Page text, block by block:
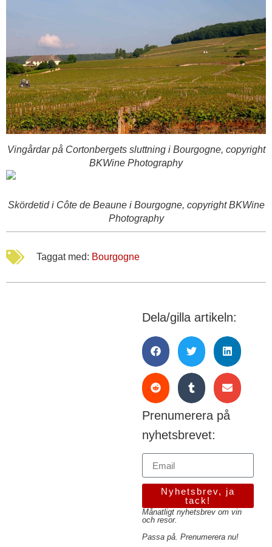
Vingårdar på Cortonbergets sluttning i Bourgogne, copyright
BKWine Photography
Skördetid i Côte de Beaune i Bourgogne, copyright BKWine
Photography
Taggat med: Bourgogne
Dela/gilla artikeln:
Prenumerera på
nyhetsbrevet:
Nyhetsbrev, ja
tack!
Månatligt nyhetsbrev om vin
och resor.
Passa på. Prenumerera nu!